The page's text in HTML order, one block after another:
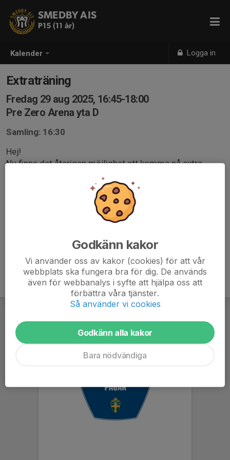
Kalender Logga in
SMEDBY AIS
P15 (11 år)
Extraträning
Fredag 29 aug 2025, 16:45-18:00
Pre Zero Arena yta D
Samling: 16:30
Hej!
Nu finns det återigen möjlighet att komma på extra
träning fredagskvällar fram till den 26 september.
Detta ersätter inte den ordinarie träningen och påverkar
därför inte närvaron åt något håll.
Godkänn kakor
Vi använder oss av kakor (cookies) för att vår
webbplats ska fungera bra för dig. De används
även för webbanalys i syfte att hjälpa oss att
förbättra våra tjänster.
Så använder vi cookies
Godkänn alla kakor
Bara nödvändiga